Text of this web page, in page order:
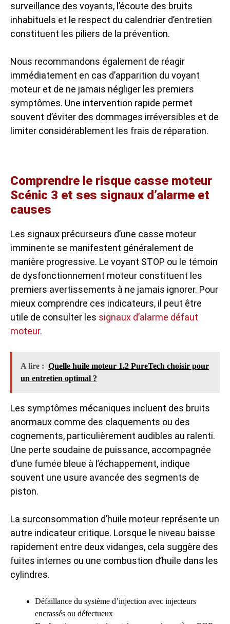
surveillance des voyants, l’écoute des bruits
inhabituels et le respect du calendrier d’entretien
constituent les piliers de la prévention.
Nous recommandons également de réagir
immédiatement en cas d’apparition du voyant
moteur et de ne jamais négliger les premiers
symptômes. Une intervention rapide permet
souvent d’éviter des dommages irréversibles et de
limiter considérablement les frais de réparation.
Comprendre le risque casse moteur
Scénic 3 et ses signaux d’alarme et
causes
Les signaux précurseurs d’une casse moteur
imminente se manifestent généralement de
manière progressive. Le voyant STOP ou le témoin
de dysfonctionnement moteur constituent les
premiers avertissements à ne jamais ignorer. Pour
mieux comprendre ces indicateurs, il peut être
utile de consulter les signaux d’alarme défaut
moteur.
A lire : Quelle huile moteur 1.2 PureTech choisir pour
un entretien optimal ?
Les symptômes mécaniques incluent des bruits
anormaux comme des claquements ou des
cognements, particulièrement audibles au ralenti.
Une perte soudaine de puissance, accompagnée
d’une fumée bleue à l’échappement, indique
souvent une usure avancée des segments de
piston.
La surconsommation d’huile moteur représente un
autre indicateur critique. Lorsque le niveau baisse
rapidement entre deux vidanges, cela suggère des
fuites internes ou une combustion d’huile dans les
cylindres.
Défaillance du système d’injection avec injecteurs
encrassés ou défectueux